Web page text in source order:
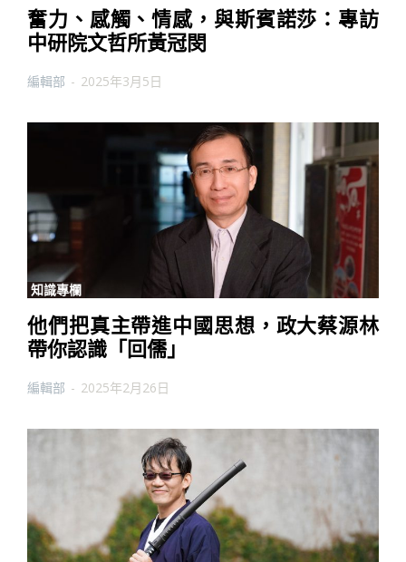
奮力、感觸、情感，與斯賓諾莎：專訪
中研院文哲所黃冠閔
編輯部 - 2025年3月5日
知識專欄
他們把真主帶進中國思想，政大蔡源林
帶你認識「回儒」
編輯部 - 2025年2月26日